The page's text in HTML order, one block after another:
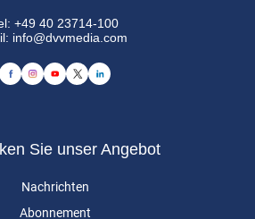
+49 40 23714-100
info@dvvmedia.com
Sie unser Angebot
Nachrichten
Abonnement